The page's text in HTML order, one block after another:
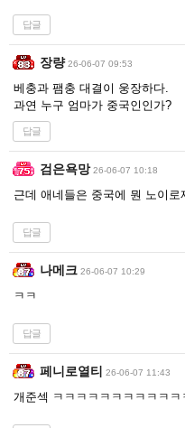
답글
장량 26-06-07 09:53
베충과 팸충 대결이 웅장하다.
과연 누구 엄마가 중국인인가?
답글
검은욕망 26-06-07 10:18
근데 애네들은 중국에 뭔 노이로
답글
나메크 26-06-07 10:29
ㅋㅋ
답글
페니로열티 26-06-07 11:43
개준섹 ㅋㅋㅋㅋㅋㅋㅋㅋㅋㅋ